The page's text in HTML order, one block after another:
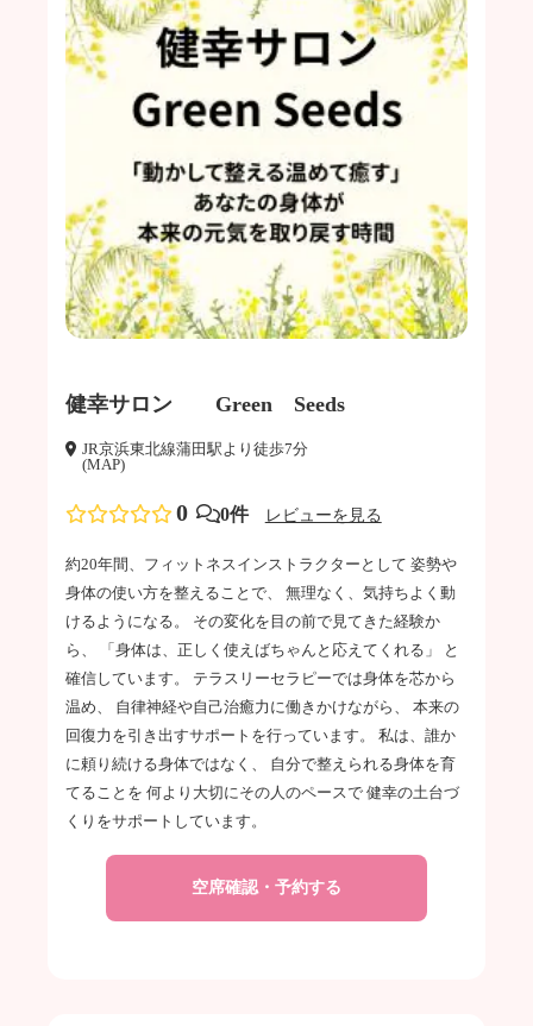
健幸サロン Green Seeds
JR京浜東北線蒲田駅より徒歩7分
(MAP)
0 0件 レビューを見る
約20年間、フィットネスインストラクターとして 姿勢や
身体の使い方を整えることで、 無理なく、気持ちよく動
けるようになる。 その変化を目の前で見てきた経験か
ら、 「身体は、正しく使えばちゃんと応えてくれる」 と
確信しています。 テラスリーセラピーでは身体を芯から
温め、 自律神経や自己治癒力に働きかけながら、 本来の
回復力を引き出すサポートを行っています。 私は、誰か
に頼り続ける身体ではなく、 自分で整えられる身体を育
てることを 何より大切にその人のペースで 健幸の土台づ
くりをサポートしています。
空席確認・予約する